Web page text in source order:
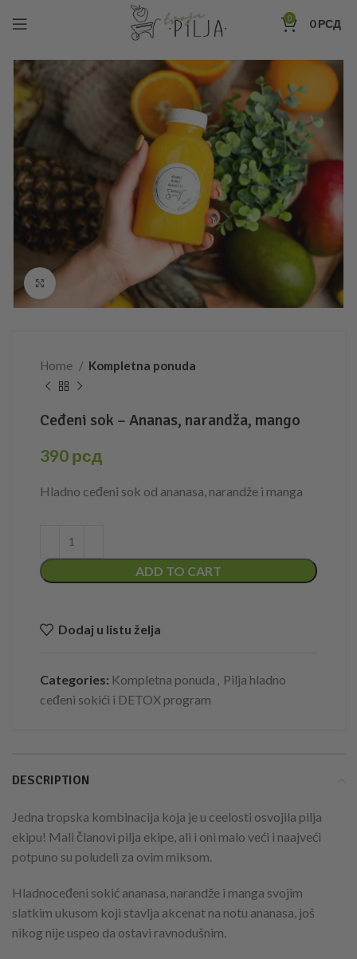
0 0РСД
Click to enlarge
Home Kompletna ponuda
Ceđeni sok – Ananas, narandža, mango
390 рсд
Hladno ceđeni sok od ananasa, narandže i manga
ADD TO CART
Dodaj u listu želja
Categories: Kompletna ponuda
Pilja hladno
ceđeni sokići i DETOX program
DESCRIPTION
Jedna tropska kombinacija koja je u ceelosti osvojila pilja
ekipu! Mali članovi pilja ekipe, ali i oni malo veći i naajveći
potpuno su poludeli za ovim miksom.
Hladnoceđeni sokić ananasa, narandže i manga svojim
slatkim ukusom koji stavlja akcenat na notu ananasa, još
nikog nije uspeo da ostavi ravnodušnim.